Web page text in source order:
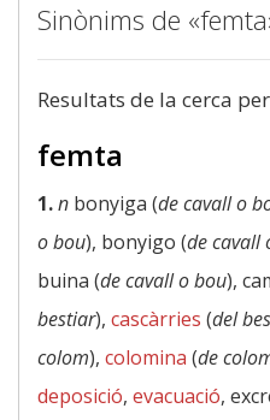
Sinònims de
Resultats de la cerca
femta
1.n bonyiga (de cavall o
o bou), bonyigo (de cavall
buina (de cavall o bou),
bestiar), cascàrries (del
colom), colomina (de
deposició, evacuació,